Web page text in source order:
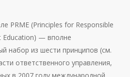
PRME (Principles for Responsible
Education) — вполне
набор из шести принципов (см.
ответственного управления,